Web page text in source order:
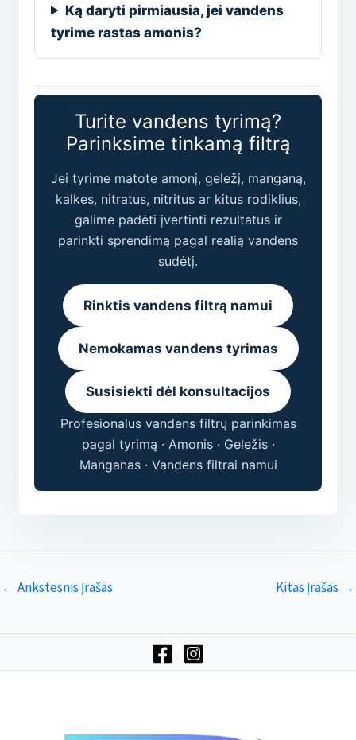
Ką daryti pirmiausia, jei vandens
tyrime rastas amonis?
Turite vandens tyrimą?
Parinksime tinkamą filtrą
Jei tyrime matote amonį, geležį, manganą,
kalkes, nitratus, nitritus ar kitus rodiklius,
galime padėti įvertinti rezultatus ir
parinkti sprendimą pagal realią vandens
sudėtį.
Rinktis vandens filtrą namui
Nemokamas vandens tyrimas
Susisiekti dėl konsultacijos
Profesionalus vandens filtrų parinkimas
pagal tyrimą · Amonis · Geležis ·
Manganas · Vandens filtrai namui
← Ankstesnis Įrašas Kitas Įrašas →